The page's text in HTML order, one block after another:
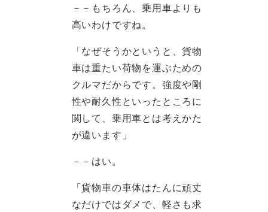
－－もちろん、乗用車よりも
高いわけですね。
「なぜそうかというと、貨物
車は重たい荷物を運ぶための
クルマだからです。強度や剛
性や耐久性といったところに
関して、乗用車とは考えかた
が違います」
－－はい。
「貨物車の車体はたんに頑丈
なだけではダメで、軽さも求